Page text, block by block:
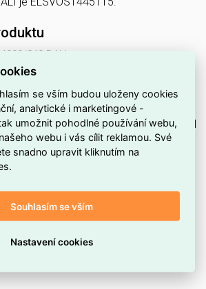
840 DALI
4000/840 DALI 27,1W IP65
prostředí s nebezpečím výbuchu Ex II
840RJ, s regulací stmívání
s nerez. klipy,
Ex NM
se vším budou uloženy cookies
analytické i marketingové -
umožnit pohodlné používání webu,
webu i vás cílit reklamou. Své
snadno upravit kliknutím na
Souhlasím se vším
Nastavení cookies